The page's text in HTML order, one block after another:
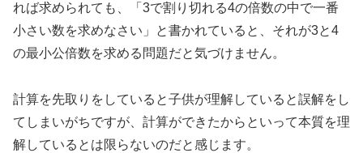
れば求められても、「3で割り切れる4の倍数の中で一番
小さい数を求めなさい」と書かれていると、それが3と4
の最小公倍数を求める問題だと気づけません。
計算を先取りをしていると子供が理解していると誤解をし
てしまいがちですが、計算ができたからといって本質を理
解しているとは限らないのだと感じます。